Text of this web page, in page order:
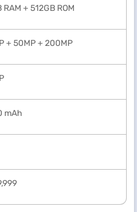
RAM + 512GB ROM
+ 50MP + 200MP
mAh